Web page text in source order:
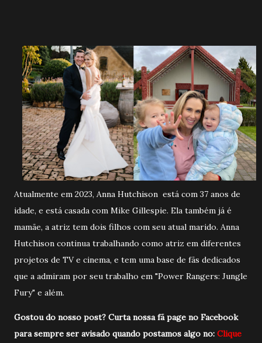
Atualmente em 2023, Anna Hutchison está com 37 anos de
idade, e está casada com Mike Gillespie. Ela também já é
mamãe, a atriz tem dois filhos com seu atual marido. Anna
Hutchison continua trabalhando como atriz em diferentes
projetos de TV e cinema, e tem uma base de fãs dedicados
que a admiram por seu trabalho em "Power Rangers: Jungle
Fury" e além.
Gostou do nosso post? Curta nossa fã page no Facebook
para sempre ser avisado quando postamos algo no: Clique